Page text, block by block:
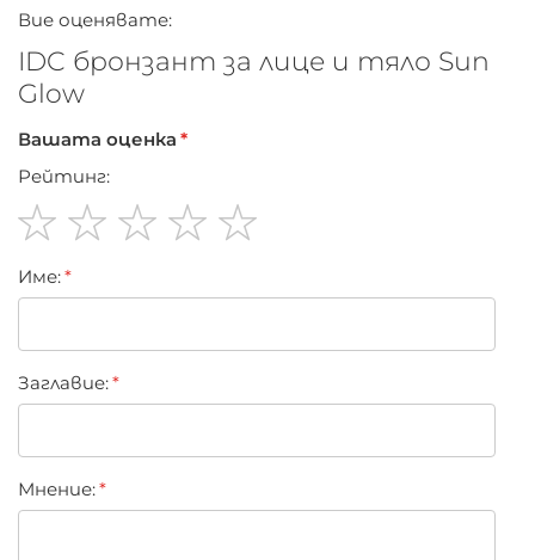
Вие оценявате:
IDC бронзант за лице и тяло Sun
Glow
Вашата оценка
Рейтинг:
star
stars
stars
stars
stars
Име:
Заглавиe:
Мнение: